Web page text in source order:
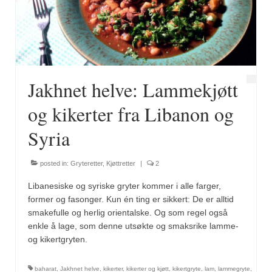
Fugl
Gryteretter
Snacks
Supper
Vegetar
Krydder, oppskrifter
Albóndigaskrydder
Bouquet garni
Jakhnet helve: Lammekjøtt
og kikerter fra Libanon og
Syria
posted in: Gryteretter, Kjøttretter | 2
Libanesiske og syriske gryter kommer i alle farger,
former og fasonger. Kun én ting er sikkert: De er alltid
smakefulle og herlig orientalske. Og som regel også
enkle å lage, som denne utsøkte og smaksrike lamme-
og kikertgryten.
baharat Jakhnet helve kikerter, kikerter og kjøtt kikertgryte lam lammegryte